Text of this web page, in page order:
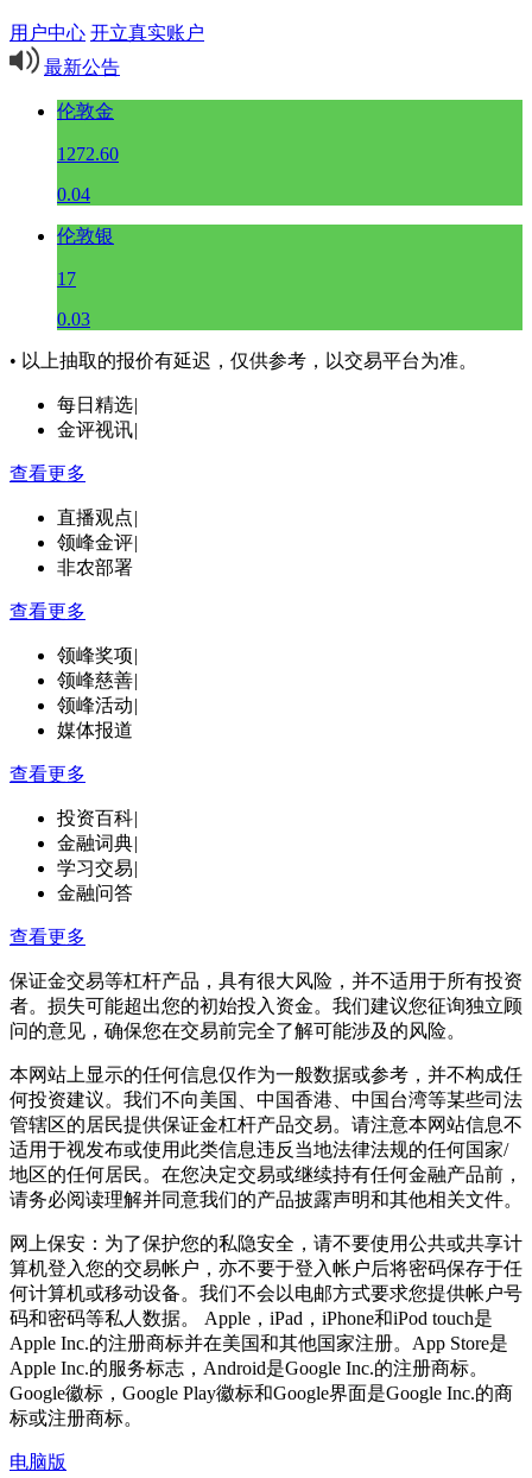
用户中心 开立真实账户
最新公告
伦敦金
1272.60
0.04
伦敦银
17
0.03
• 以上抽取的报价有延迟，仅供参考，以交易平台为准。
每日精选|
金评视讯|
查看更多
直播观点|
领峰金评|
非农部署
查看更多
领峰奖项|
领峰慈善|
领峰活动|
媒体报道
查看更多
投资百科|
金融词典|
学习交易|
金融问答
查看更多
保证金交易等杠杆产品，具有很大风险，并不适用于所有投资
者。损失可能超出您的初始投入资金。我们建议您征询独立顾
问的意见，确保您在交易前完全了解可能涉及的风险。
本网站上显示的任何信息仅作为一般数据或参考，并不构成任
何投资建议。我们不向美国、中国香港、中国台湾等某些司法
管辖区的居民提供保证金杠杆产品交易。请注意本网站信息不
适用于视发布或使用此类信息违反当地法律法规的任何国家/
地区的任何居民。在您决定交易或继续持有任何金融产品前，
请务必阅读理解并同意我们的产品披露声明和其他相关文件。
网上保安：为了保护您的私隐安全，请不要使用公共或共享计
算机登入您的交易帐户，亦不要于登入帐户后将密码保存于任
何计算机或移动设备。我们不会以电邮方式要求您提供帐户号
码和密码等私人数据。 Apple，iPad，iPhone和iPod touch是
Apple Inc.的注册商标并在美国和其他国家注册。App Store是
Apple Inc.的服务标志，Android是Google Inc.的注册商标。
Google徽标，Google Play徽标和Google界面是Google Inc.的商
标或注册商标。
电脑版